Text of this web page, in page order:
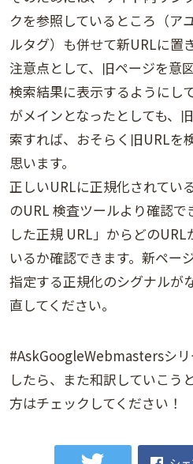
クを参照しているところ（ア
ルタグ）も併せて新URLに置
注意点として、旧ページを意
検索結果に表示するようにし
がメインとなったとしても、
索すれば、おそらく旧URLを
思います。
正しいURLに正規化されてい
のURL 検査ツールより確認
した正規 URL」からどの
いるか確認できます。新ペー
指定する正規化のシグナルが
直してください。
#AskGoogleWebmastersシ
したら、また和訳していこう
方はチェックしてください！